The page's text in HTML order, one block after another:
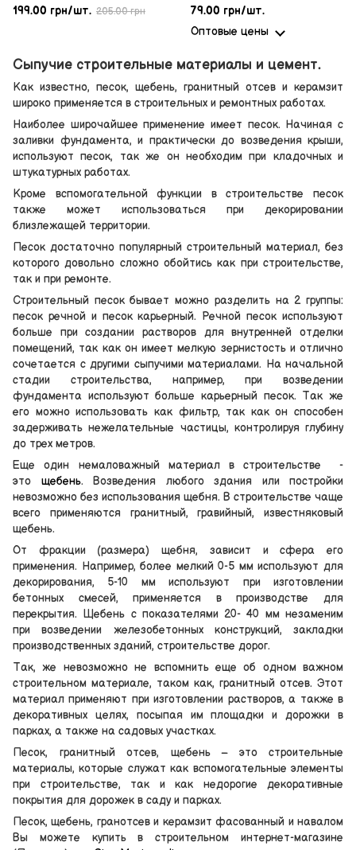
199.00 грн/шт. 205.00 грн
30кг)
79.00 грн/шт.
Оптовые цены
Сыпучие строительные материалы и цемент.
Как известно, песок, щебень, гранитный отсев и керамзит
широко применяется в строительных и ремонтных работах.
Наиболее широчайшее применение имеет песок. Начиная с
заливки фундамента, и практически до возведения крыши,
используют песок, так же он необходим при кладочных и
штукатурных работах.
Кроме вспомогательной функции в строительстве песок
также может использоваться при декорировании
близлежащей территории.
Песок достаточно популярный строительный материал, без
которого довольно сложно обойтись как при строительстве,
так и при ремонте.
Строительный песок бывает можно разделить на 2 группы:
песок речной и песок карьерный. Речной песок используют
больше при создании растворов для внутренней отделки
помещений, так как он имеет мелкую зернистость и отлично
сочетается с другими сыпучими материалами. На начальной
стадии строительства, например, при возведении
фундамента используют больше карьерный песок. Так же
его можно использовать как фильтр, так как он способен
задерживать нежелательные частицы, контролируя глубину
до трех метров.
Еще один немаловажный материал в строительстве -
это щебень. Возведения любого здания или постройки
невозможно без использования щебня. В строительстве чаще
всего применяются гранитный, гравийный, известняковый
щебень.
От фракции (размера) щебня, зависит и сфера его
применения. Например, более мелкий 0-5 мм используют для
декорирования, 5-10 мм используют при изготовлении
бетонных смесей, применяется в производстве для
перекрытия. Щебень с показателями 20- 40 мм незаменим
при возведении железобетонных конструкций, закладки
производственных зданий, строительстве дорог.
Так, же невозможно не вспомнить еще об одном важном
строительном материале, таком как, гранитный отсев. Этот
материал применяют при изготовлении растворов, а также в
декоративных целях, посыпая им площадки и дорожки в
парках, а также на садовых участках.
Песок, гранитный отсев, щебень – это строительные
материалы, которые служат как вспомогательные элементы
при строительстве, так и как недорогие декоративные
покрытия для дорожек в саду и парках.
Песок, щебень, гранотсев и керамзит фасованный и навалом
Вы можете купить в строительном интернет-магазине